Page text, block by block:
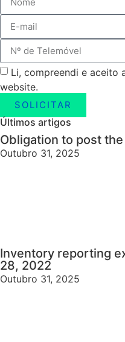
Li, compreendi e aceito
website.
SOLICITAR
Últimos artigos
Obligation to post
Outubro 31, 2025
Inventory reporting
28, 2022
Outubro 31, 2025